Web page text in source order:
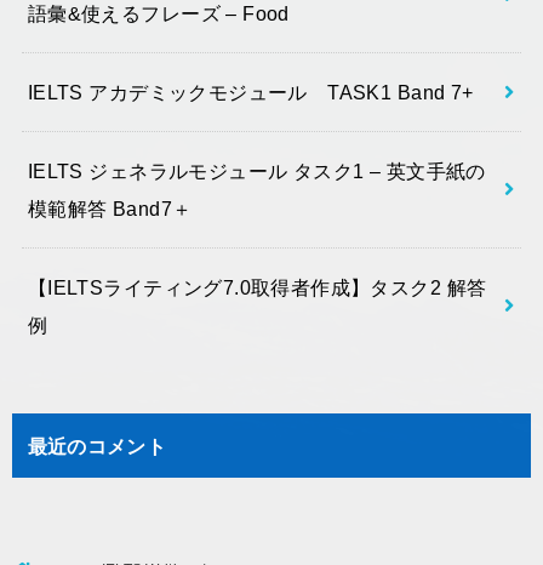
語彙&使えるフレーズ – Food
IELTS アカデミックモジュール TASK1 Band 7+
IELTS ジェネラルモジュール タスク1 – 英文手紙の
模範解答 Band7＋
【IELTSライティング7.0取得者作成】タスク2 解答
例
最近のコメント